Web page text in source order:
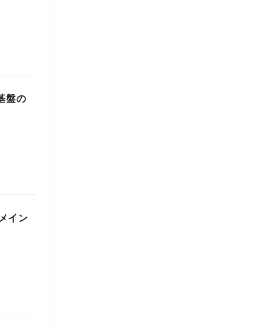
盤の
イン